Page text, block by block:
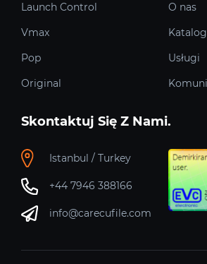
Launch Control
Vmax
Pop
Original
O nas
Katalog
Usługi
Skontaktuj Się Z Nami.
Istanbul / Turkey
+44 7946 388166
info@carecufile.com